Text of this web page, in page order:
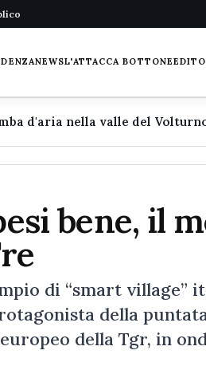
NEWSL'ATTACCA BOTTONE
bene, il
di “smart village”
della
della Tgr, in